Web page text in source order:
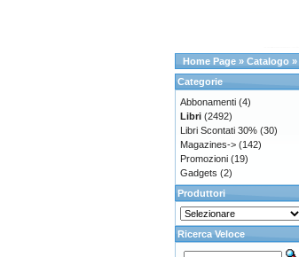
Home Page » Catalogo »
Categorie
Abbonamenti (4)
Libri (2492)
Libri Scontati 30% (30)
Magazines-> (142)
Promozioni (19)
Gadgets (2)
Produttori
Ricerca Veloce